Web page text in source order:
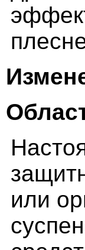
или